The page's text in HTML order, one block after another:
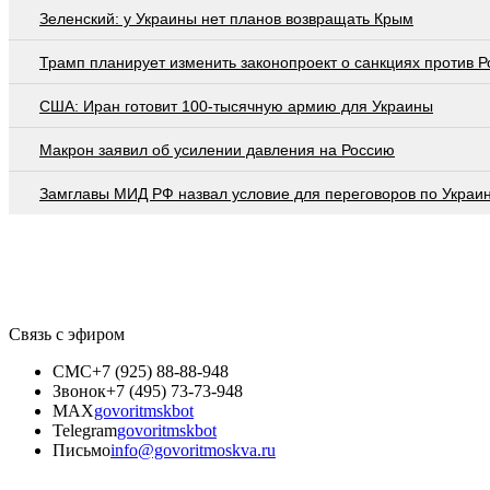
Зеленский: у Украины нет планов возвращать Крым
Трамп планирует изменить законопроект о санкциях против
США: Иран готовит 100-тысячную армию для Украины
Макрон заявил об усилении давления на Россию
Замглавы МИД РФ назвал условие для переговоров по
Связь с эфиром
СМС+7 (925) 88-88-948
Звонок+7 (495) 73-73-948
MAXgovoritmskbot
Telegramgovoritmskbot
Письмоinfo@govoritmoskva.ru